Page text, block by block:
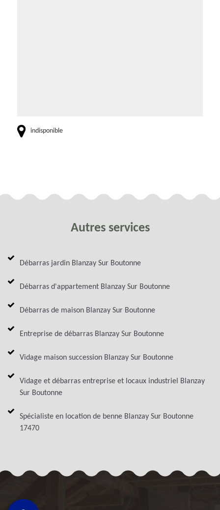
indisponible
Autres services
Débarras jardin Blanzay Sur Boutonne
Débarras d'appartement Blanzay Sur Boutonne
Débarras de maison Blanzay Sur Boutonne
Entreprise de débarras Blanzay Sur Boutonne
Vidage maison succession Blanzay Sur Boutonne
Vidage et débarras entreprise et locaux industriel Blanzay
Sur Boutonne
Spécialiste en location de benne Blanzay Sur Boutonne
17470